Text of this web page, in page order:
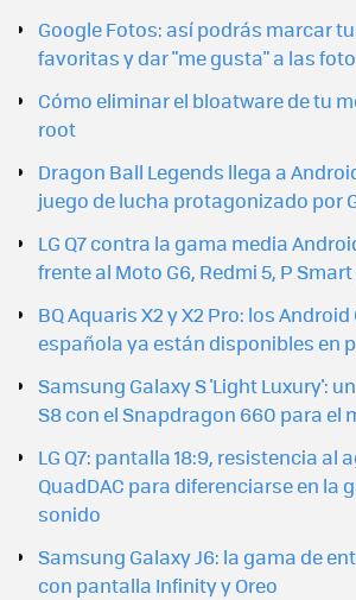
Google Fotos: así podrás marcar
favoritas y dar "me gusta" a las
Cómo eliminar el bloatware de tu
root
Dragon Ball Legends llega a
juego de lucha protagonizado por
LG Q7 contra la gama media
frente al Moto G6, Redmi 5, P
BQ Aquaris X2 y X2 Pro: los
española ya están disponibles en
Samsung Galaxy S 'Light Luxury':
S8 con el Snapdragon 660 para el
LG Q7: pantalla 18:9, resistencia al
QuadDAC para diferenciarse en la
sonido
Samsung Galaxy J6: la gama de
con pantalla Infinity y Oreo